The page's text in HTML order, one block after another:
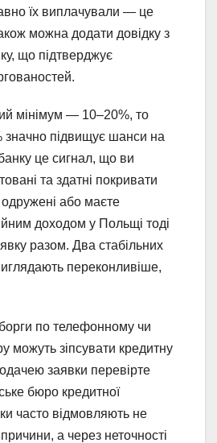
їх виплачували — це
можна додати довідку з
що підтверджує
мінімум — 10–20%, то
значно підвищує шанси на
це сигнал, що ви
та здатні покривати
або маєте
доходом у Польщі тоді
разом. Два стабільних
переконливіше,
борги по телефонному чи
можуть зіпсувати кредитну
заявки перевірте
бюро кредитної
часто відмовляють не
а через неточності